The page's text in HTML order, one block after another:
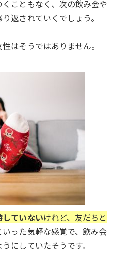
こともなく、次の飲み会や
返されていくでしょう。
はそうではありません。
ていないけれど、友だちと
いった気軽な感覚で、飲み会
にしていたそうです。